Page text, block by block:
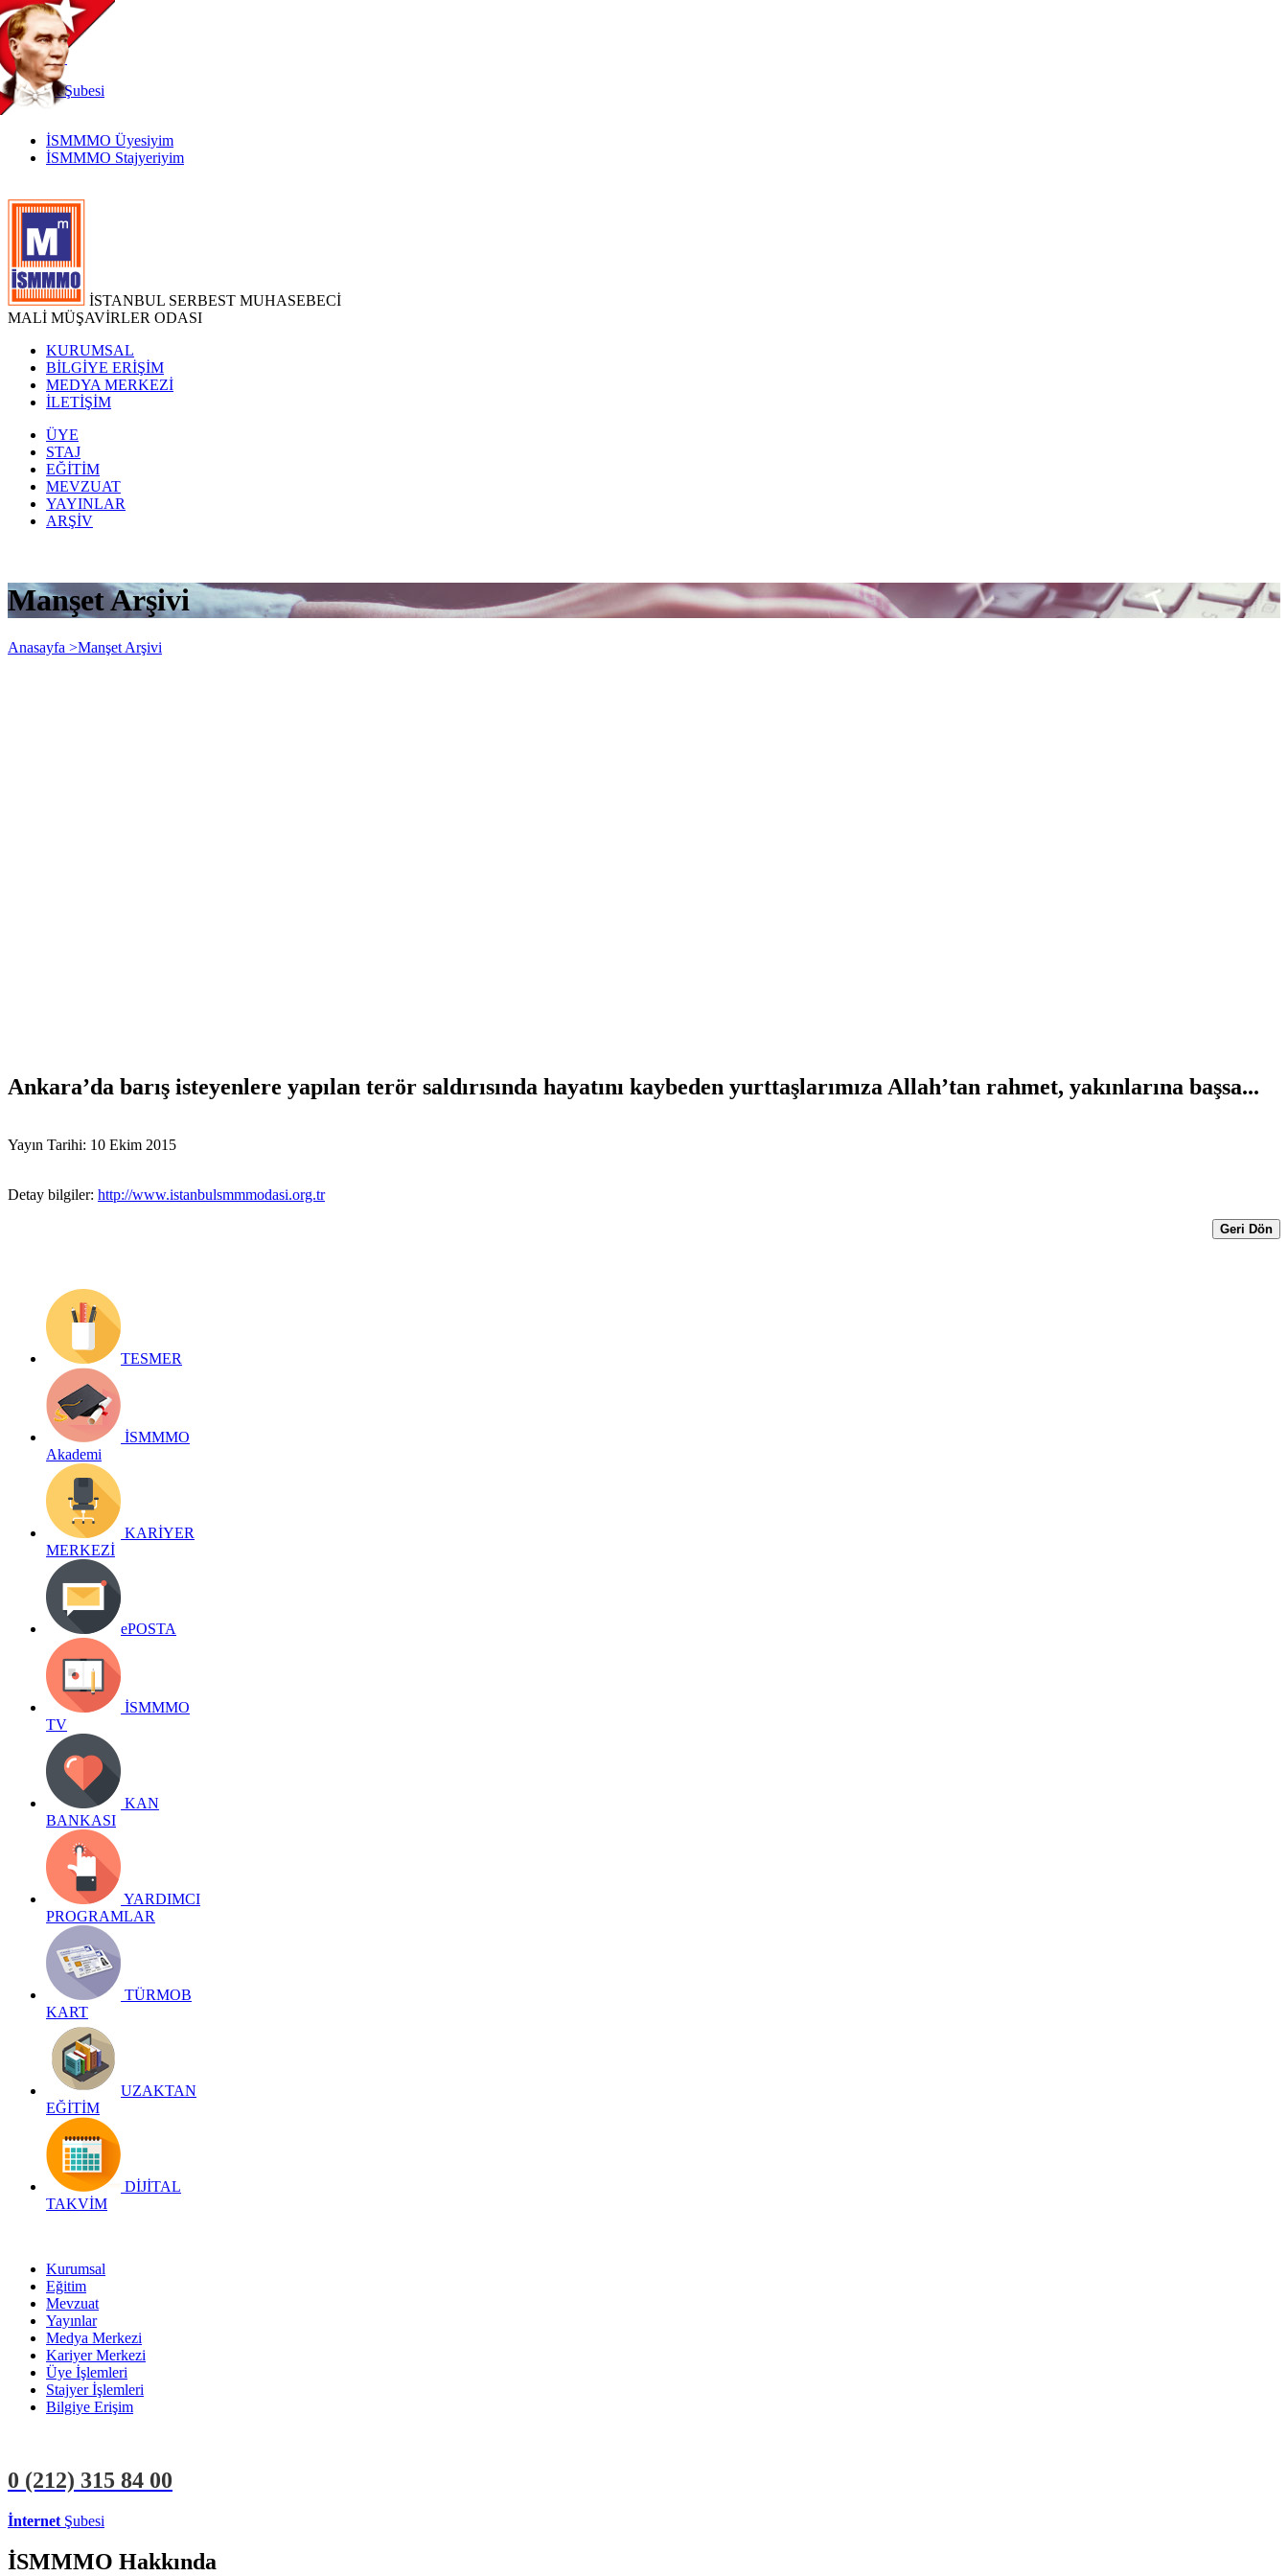
TR
|
EN
İnternetŞubesi
İSMMMO Üyesiyim
İSMMMO Stajyeriyim
İSTANBUL SERBEST MUHASEBECİ
MALİ MÜŞAVİRLER ODASI
KURUMSAL
BİLGİYE ERİŞİM
MEDYA MERKEZİ
İLETİŞİM
ÜYE
STAJ
EĞİTİM
MEVZUAT
YAYINLAR
ARŞİV
Manşet Arşivi
Anasayfa >Manşet Arşivi
Ankara’da barış isteyenlere yapılan terör saldırısında hayatını kaybeden yurttaşlarımıza Allah’tan rahmet, yakınlarına başsa...
Yayın Tarihi: 10 Ekim 2015
Detay bilgiler: http://www.istanbulsmmmodasi.org.tr
Geri Dön
TESMER
İSMMMO
Akademi
KARİYER
MERKEZİ
ePOSTA
İSMMMO
TV
KAN
BANKASI
YARDIMCI
PROGRAMLAR
TÜRMOB
KART
UZAKTAN
EĞİTİM
DİJİTAL
TAKVİM
Kurumsal
Eğitim
Mevzuat
Yayınlar
Medya Merkezi
Kariyer Merkezi
Üye İşlemleri
Stajyer İşlemleri
Bilgiye Erişim
0 (212) 315 84 00
İnternet Şubesi
İSMMMO Hakkında